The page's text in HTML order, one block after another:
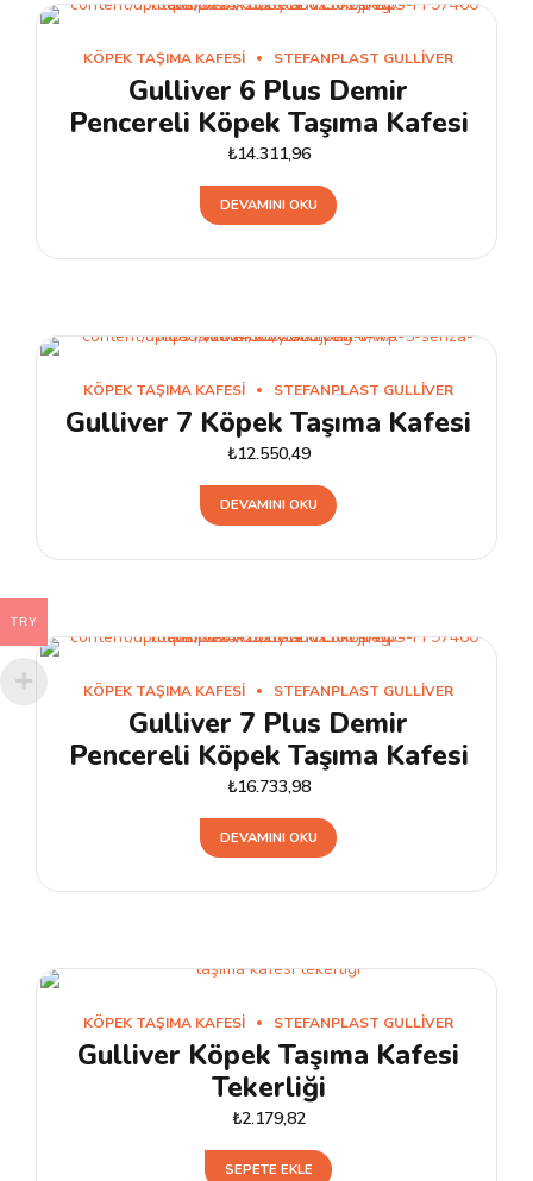
KÖPEK TAŞIMA KAFESI STEFANPLAST GULLIVER
Gulliver 6 Plus Demir
Pencereli Köpek Taşıma Kafesi
₺14.311,96
DEVAMINI OKU
KÖPEK TAŞIMA KAFESI STEFANPLAST GULLIVER
Gulliver 7 Köpek Taşıma Kafesi
₺12.550,49
DEVAMINI OKU
KÖPEK TAŞIMA KAFESI STEFANPLAST GULLIVER
Gulliver 7 Plus Demir
Pencereli Köpek Taşıma Kafesi
₺16.733,98
DEVAMINI OKU
KÖPEK TAŞIMA KAFESI STEFANPLAST GULLIVER
Gulliver Köpek Taşıma Kafesi
Tekerliği
₺2.179,82
SEPETE EKLE
TRY